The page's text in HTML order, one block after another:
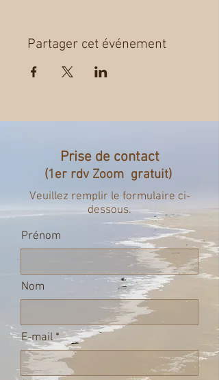
non débutants, intermédiaires et
Partager cet événement
Prise de contact
(1er rdv Zoom gratuit)
Veuillez remplir le formulaire ci-
dessous.
Prénom
Nom
E-mail